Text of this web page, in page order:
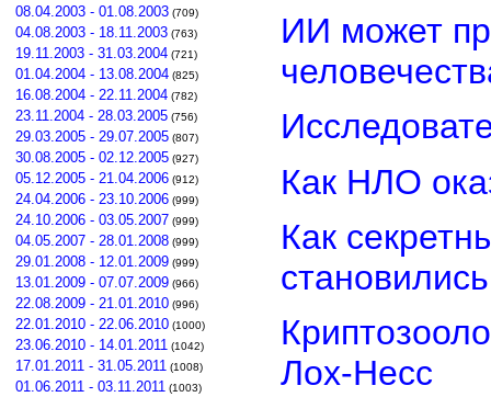
08.04.2003 - 01.08.2003 (709)
04.08.2003 - 18.11.2003 (763)
19.11.2003 - 31.03.2004 (721)
01.04.2004 - 13.08.2004 (825)
16.08.2004 - 22.11.2004 (782)
23.11.2004 - 28.03.2005 (756)
29.03.2005 - 29.07.2005 (807)
30.08.2005 - 02.12.2005 (927)
05.12.2005 - 21.04.2006 (912)
24.04.2006 - 23.10.2006 (999)
24.10.2006 - 03.05.2007 (999)
04.05.2007 - 28.01.2008 (999)
29.01.2008 - 12.01.2009 (999)
13.01.2009 - 07.07.2009 (966)
22.08.2009 - 21.01.2010 (996)
22.01.2010 - 22.06.2010 (1000)
23.06.2010 - 14.01.2011 (1042)
17.01.2011 - 31.05.2011 (1008)
01.06.2011 - 03.11.2011 (1003)
ИИ может
Как НЛО
Как
Лох-Несс